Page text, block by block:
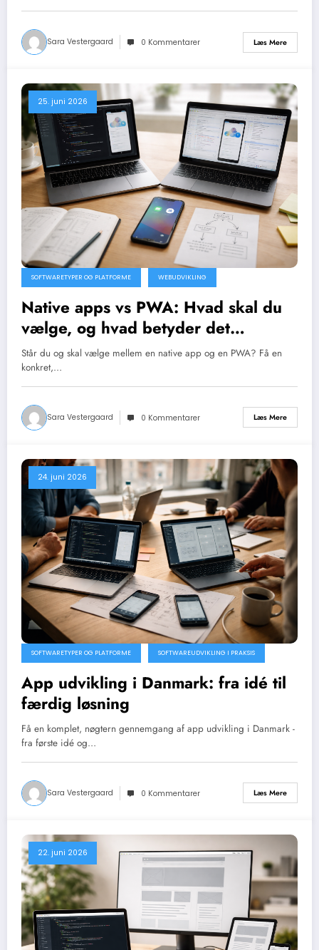
Sara Vestergaard 0 Kommentarer Læs Mere
25. juni 2026
SOFTWARETYPER OG PLATFORME WEBUDVIKLING
Native apps vs PWA: Hvad skal du
vælge, og hvad betyder det
teknisk?
Står du og skal vælge mellem en native app og en PWA? Få en
konkret,…
Sara Vestergaard 0 Kommentarer Læs Mere
24. juni 2026
SOFTWARETYPER OG PLATFORME SOFTWAREUDVIKLING I PRAKSIS
App udvikling i Danmark: fra idé til
færdig løsning
Få en komplet, nøgtern gennemgang af app udvikling i Danmark -
fra første idé og…
Sara Vestergaard 0 Kommentarer Læs Mere
22. juni 2026